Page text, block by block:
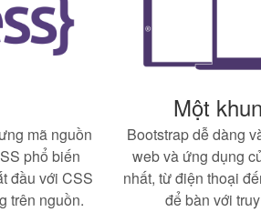
mã nguồn
phổ biến
đầu với CSS
trên nguồn.
Một
Bootstrap dễ dàng
web và ứng dụng
nhất, từ điện thoại
để bàn với